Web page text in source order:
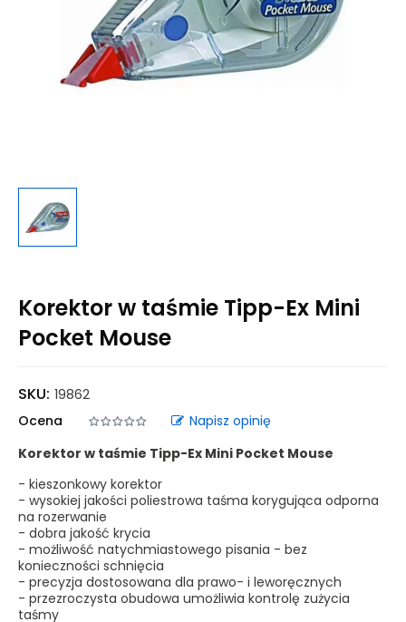
Korektor w taśmie Tipp-Ex Mini
Pocket Mouse
SKU: 19862
Ocena
Napisz opinię
Korektor w taśmie Tipp-Ex Mini Pocket Mouse
- kieszonkowy korektor
- wysokiej jakości poliestrowa taśma korygująca odporna
na rozerwanie
- dobra jakość krycia
- możliwość natychmiastowego pisania - bez
konieczności schnięcia
- precyzja dostosowana dla prawo- i leworęcznych
- przezroczysta obudowa umożliwia kontrolę zużycia
taśmy